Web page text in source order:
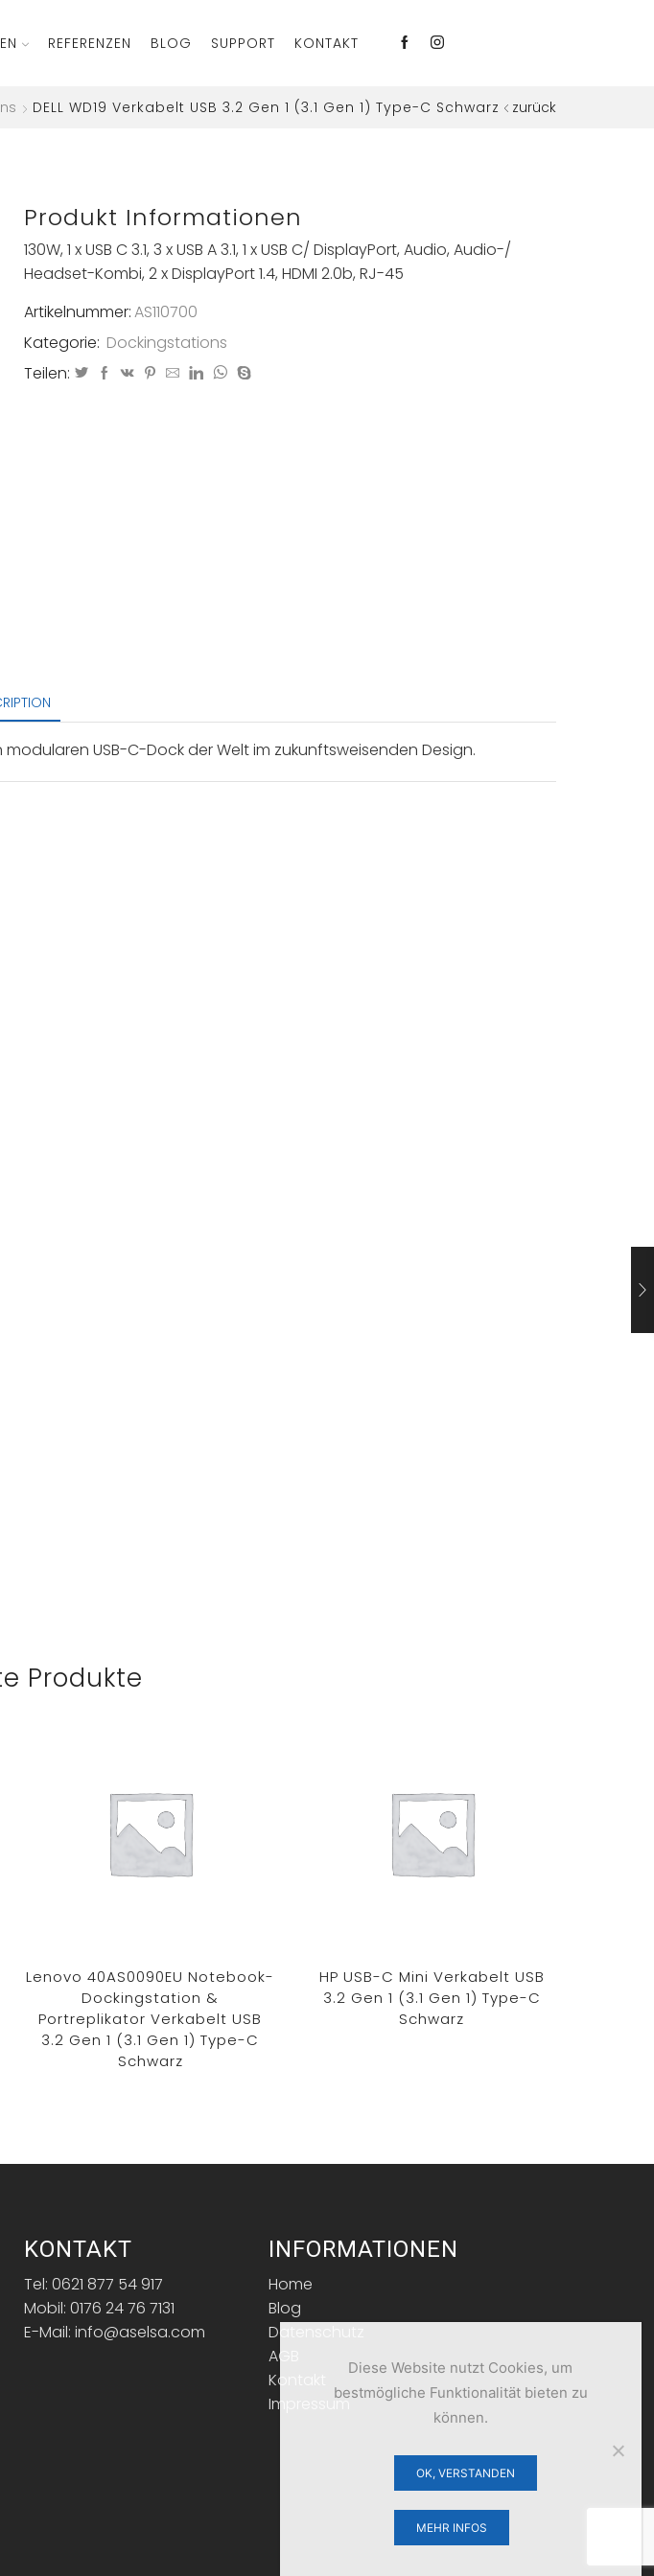
REFERENZEN BLOG SUPPORT KONTAKT
DELL WD19 Verkabelt USB 3.2 Gen 1 (3.1 Gen 1) Type-C Schwarz zurück
Produkt Informationen
130W, 1 x USB C 3.1, 3 x USB A 3.1, 1 x USB C/ DisplayPort, Audio, Audio-/
Headset-Kombi, 2 x DisplayPort 1.4, HDMI 2.0b, RJ-45
Artikelnummer:AS110700
Kategorie: Dockingstations
Teilen:
USB-C-Dock der Welt im zukunftsweisenden Design.
Produkte
Lenovo 40AS0090EU Notebook-
Dockingstation &
Portreplikator Verkabelt USB
3.2 Gen 1 (3.1 Gen 1) Type-C
Schwarz
HP USB-C Mini Verkabelt USB
3.2 Gen 1 (3.1 Gen 1) Type-C
Schwarz
KONTAKT
Tel: 0621 877 54 917
Mobil: 0176 24 76 7131
E-Mail: info@aselsa.com
INFORMATIONEN
Home
Blog
Datenschutz
AGB
Kontakt
Impressum
Diese Website nutzt Cookies, um
bestmögliche Funktionalität bieten zu
können.
OK, VERSTANDEN
MEHR INFOS